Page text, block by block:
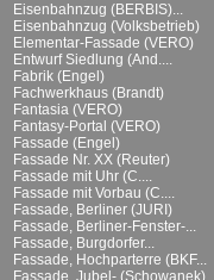
Eisenbahnzug (BERBIS)...
Eisenbahnzug (Volksbetrieb)
Elementar-Fassade (VERO)
Entwurf Siedlung (And....
Fabrik (Engel)
Fachwerkhaus (Brandt)
Fantasia (VERO)
Fantasy-Portal (VERO)
Fassade (Engel)
Fassade Nr. XX (Reuter)
Fassade mit Uhr (C....
Fassade mit Vorbau (C....
Fassade, Berliner (JURI)
Fassade, Berliner-Fenster-...
Fassade, Burgdorfer...
Fassade, Hochparterre (BKF...
Fassade, Jubel- (Schowanek)